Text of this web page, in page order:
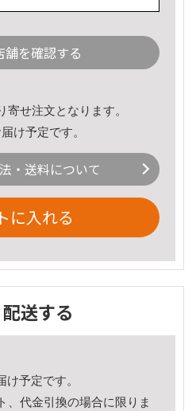
舗を確認する
寄せ注文となります。
け予定です。
・送料について
に入れる
配送する
け予定です。
、代金引換の場合に限りま